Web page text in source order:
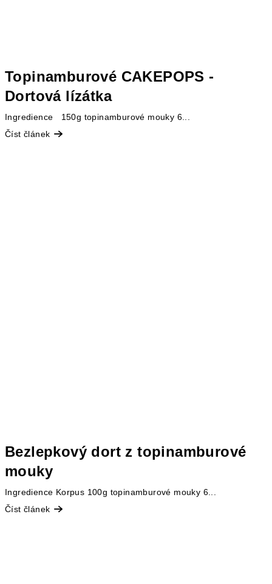
Topinamburové CAKEPOPS -
Dortová lízátka
Ingredience 150g topinamburové mouky 6...
Číst článek
Bezlepkový dort z topinamburové
mouky
Ingredience Korpus 100g topinamburové mouky 6...
Číst článek